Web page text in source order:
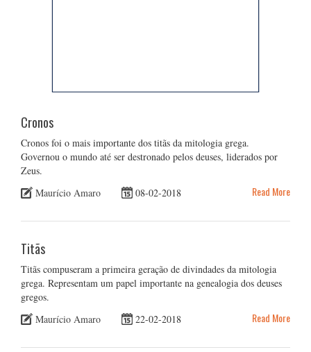
Cronos
Cronos foi o mais importante dos titãs da mitologia grega.
Governou o mundo até ser destronado pelos deuses, liderados por
Zeus.
Maurício Amaro
08-02-2018 Read More
Titãs
Titãs compuseram a primeira geração de divindades da mitologia
grega. Representam um papel importante na genealogia dos deuses
gregos.
Maurício Amaro
22-02-2018 Read More